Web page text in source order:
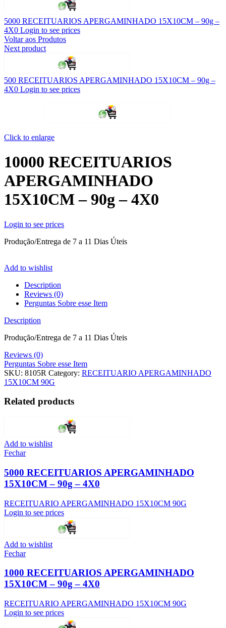
5000 RECEITUARIOS APERGAMINHADO 15X10CM – 90g –
4X0 Login to see prices
Voltar aos Produtos
Next product
500 RECEITUARIOS APERGAMINHADO 15X10CM – 90g –
4X0 Login to see prices
Click to enlarge
10000 RECEITUARIOS
APERGAMINHADO
15X10CM – 90g – 4X0
Login to see prices
Produção/Entrega de 7 a 11 Dias Úteis
Add to wishlist
Description
Reviews (0)
Perguntas Sobre esse Item
Description
Produção/Entrega de 7 a 11 Dias Úteis
Reviews (0)
Perguntas Sobre esse Item
SKU: 8105R Category: RECEITUARIO APERGAMINHADO
15X10CM 90G
Related products
Add to wishlist
Fechar
5000 RECEITUARIOS APERGAMINHADO
15X10CM – 90g – 4X0
RECEITUARIO APERGAMINHADO 15X10CM 90G
Login to see prices
Add to wishlist
Fechar
1000 RECEITUARIOS APERGAMINHADO
15X10CM – 90g – 4X0
RECEITUARIO APERGAMINHADO 15X10CM 90G
Login to see prices